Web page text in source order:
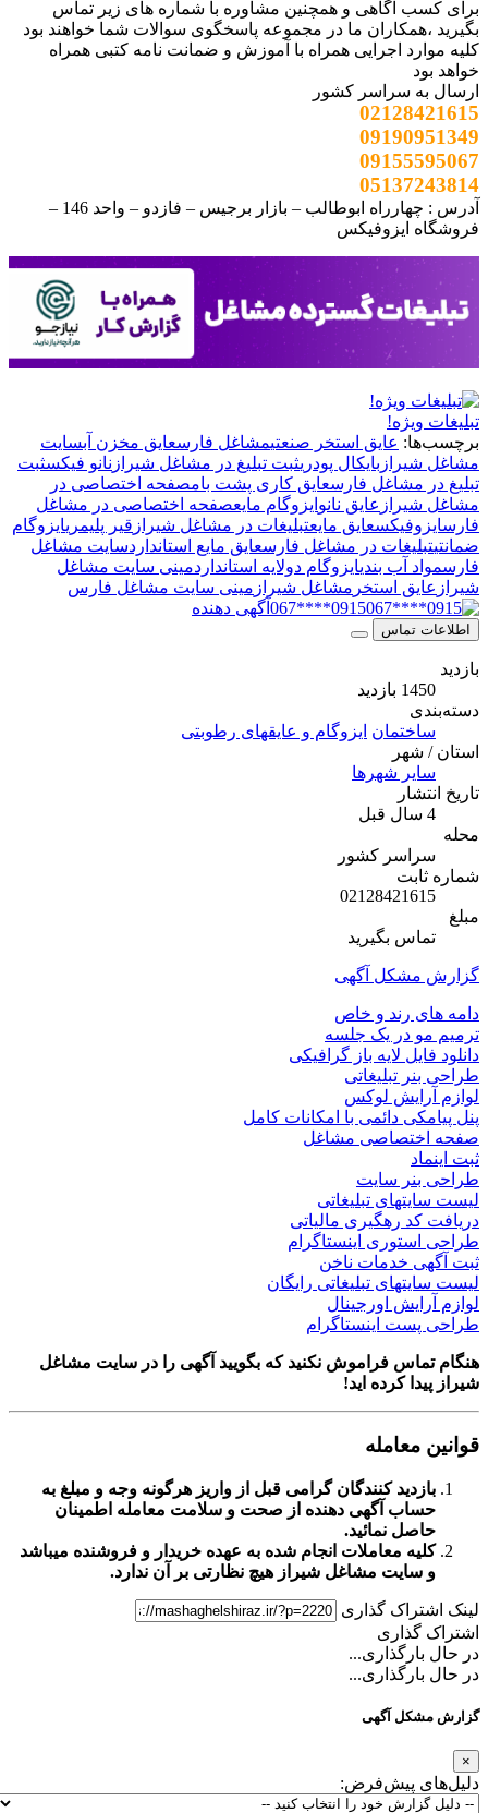
برای کسب آگاهی و همچنین مشاوره با شماره های زیر تماس
بگیرید ،همکاران ما در مجموعه پاسخگوی سوالات شما خواهند بود
کلیه موارد اجرایی همراه با آموزش و ضمانت نامه کتبی همراه
خواهد بود
ارسال به سراسر کشور
02128421615
09190951349
09155595067
05137243814
آدرس : چهارراه ابوطالب – بازار برجیس – فازدو – واحد 146 –
فروشگاه ایزوفیکس
تبلیغات ویژه!
برچسب‌ها: عایق استخر صنعتیمشاغل فارسعایق مخزن آب سایت
مشاغل شیراز بایکال پودری ثبت تبلیغ در مشاغل شیراز نانو فیکسثبت
تبلیغ در مشاغل فارسعایق کاری پشت بامصفحه اختصاصی در
مشاغل شیراز عایق نانوایزوگام مایعصفحه اختصاصی در مشاغل
فارسایزوفیکسعایق مایعتبلیغات در مشاغل شیراز قیر پلیمری ایزوگام
ضمانتیتبلیغات در مشاغل فارسعایق مایع استانداردسایت مشاغل
فارسمواد آب بندیایزوگام دولایه استانداردمینی سایت مشاغل
شیراز عایق استخر مشاغل شیراز مینی سایت مشاغل فارس
0915****067
آگهی دهنده
اطلاعات تماس
بازدید
1450 بازدید
دسته‌بندی
ساختمان
ایزوگام و عایقهای رطوبتی
استان / شهر
سایر شهرها
تاریخ انتشار
4 سال قبل
محله
سراسر کشور
شماره ثابت
02128421615
مبلغ
تماس بگیرید
گزارش مشکل آگهی
دامه های رند و خاص
ترمیم مو در یک جلسه
دانلود فایل لایه باز گرافیکی
طراحی بنر تبلیغاتی
لوازم آرایش لوکس
پنل پیامکی دائمی با امکانات کامل
صفحه اختصاصی مشاغل
ثبت اینماد
طراحی بنر سایت
لیست سایتهای تبلیغاتی
دریافت کد رهگیری مالیاتی
طراحی استوری اینستاگرام
ثبت آگهی خدمات ناخن
لیست سایتهای تبلیغاتی رایگان
لوازم آرایش اورجینال
طراحی پست اینستاگرام
هنگام تماس فراموش نکنید که بگویید آگهی را در سایت مشاغل
شیراز پیدا کرده اید!
قوانین معامله
بازدید کنندگان گرامی قبل از واریز هرگونه وجه و مبلغ به
حساب آگهی دهنده از صحت و سلامت معامله اطمینان
حاصل نمائید.
کلیه معاملات انجام شده به عهده خریدار و فروشنده میباشد
و سایت مشاغل شیراز هیچ نظارتی بر آن ندارد.
لینک اشتراک گذاری
اشتراک گذاری
در حال بارگذاری...
در حال بارگذاری...
گزارش مشکل آگهی
×
دلیل‌های پیش‌فرض: